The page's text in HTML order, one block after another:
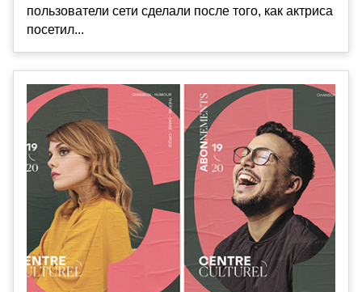
пользователи сети сделали после того, как актриса
посетил...